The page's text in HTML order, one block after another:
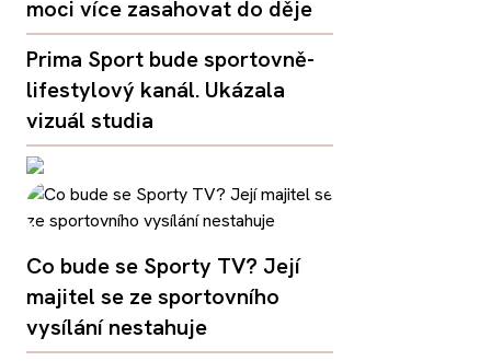
moci více zasahovat do děje
Prima Sport bude sportovně-
lifestylový kanál. Ukázala
vizuál studia
Co bude se Sporty TV? Její
majitel se ze sportovního
vysílání nestahuje